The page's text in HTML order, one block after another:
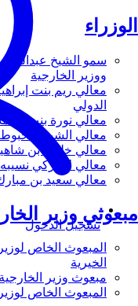
الوزراء
سمو الشيخ عبدالله
ووزير الخارجية
معالي ريم بنت
الدولي
معالي نورة بنت
معالي الشيخ شخبوط
معالي خليفة بن
معالي لانا زكي
معالي سعيد بن
مبعوثي وزير
المبعوث الخاص
الخيرية
مبعوث وزير
المبعوث الخاص
تسجيل الدخول